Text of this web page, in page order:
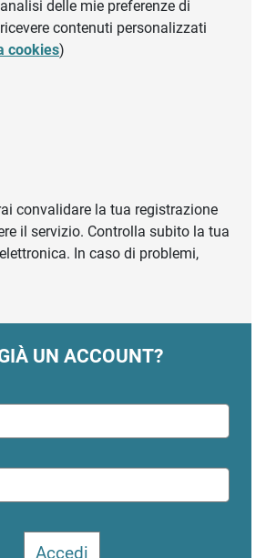
delle mie preferenze di
contenuti personalizzati
cookies)
convalidare la tua registrazione
il servizio. Controlla subito la tua
In caso di problemi,
UN ACCOUNT?